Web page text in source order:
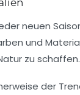
neuen
und
zu
der